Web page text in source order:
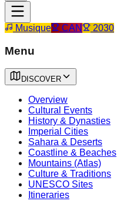
Musique CAN 2030
Menu
DISCOVER
Overview
Cultural Events
History & Dynasties
Imperial Cities
Sahara & Deserts
Coastline & Beaches
Mountains (Atlas)
Culture & Traditions
UNESCO Sites
Itineraries